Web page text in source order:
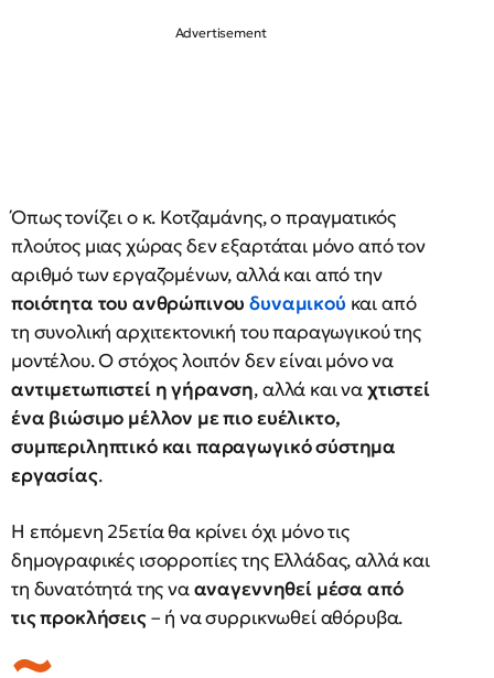
Όπως τονίζει ο κ. Κοτζαμάνης, ο πραγματικός
πλούτος μιας χώρας δεν εξαρτάται μόνο από τον
αριθμό των εργαζομένων, αλλά και από την
ποιότητα του ανθρώπινουδυναμικού και από
τη συνολική αρχιτεκτονική του παραγωγικού της
μοντέλου. Ο στόχος λοιπόν δεν είναι μόνο να
αντιμετωπιστεί η γήρανση, αλλά και ναχτιστεί
ένα βιώσιμο μέλλον με πιο ευέλικτο,
συμπεριληπτικό και παραγωγικό σύστημα
εργασίας.
Η επόμενη 25ετία θα κρίνει όχι μόνο τις
δημογραφικές ισορροπίες της Ελλάδας, αλλά και
τη δυνατότητά της νααναγεννηθεί μέσα από
τις προκλήσεις– ή να συρρικνωθεί αθόρυβα.